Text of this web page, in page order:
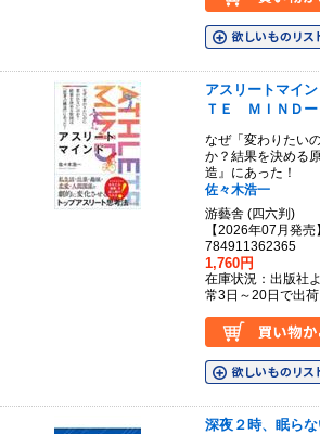
アスリートマイ
ＴＥ ＭＩＮＤー
なぜ「変わりたい
か？結果を決める
造』にあった！
佐々木浩一
游藝舎 (四六判)
【2026年07月発
784911362365
1,760円
在庫状況：出版社
常3日～20日で出荷
深夜２時、眠ら